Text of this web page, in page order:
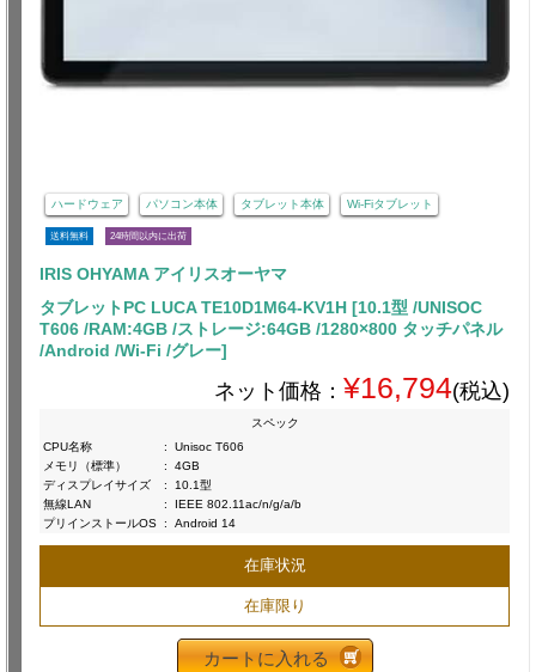
ハードウェア パソコン本体 タブレット本体 Wi-Fiタブレット
送料無料 24時間以内に出荷
IRIS OHYAMA アイリスオーヤマ
タブレットPC LUCA TE10D1M64-KV1H [10.1型 /UNISOC
T606 /RAM:4GB /ストレージ:64GB /1280×800 タッチパネル
/Android /Wi-Fi /グレー]
ネット価格： ¥16,794(税込)
スペック
CPU名称
:
Unisoc T606
メモリ（標準）
:
4GB
ディスプレイサイズ
:
10.1型
無線LAN
:
IEEE 802.11ac/n/g/a/b
プリインストールOS : Android 14
在庫状況
在庫限り
カートに入れる